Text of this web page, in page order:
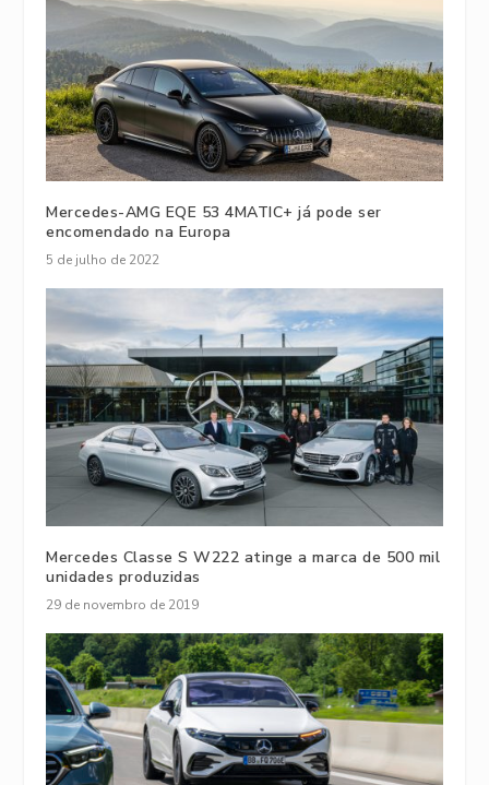
Mercedes-AMG EQE 53 4MATIC+ já pode ser
encomendado na Europa
5 de julho de 2022
Mercedes Classe S W222 atinge a marca de 500 mil
unidades produzidas
29 de novembro de 2019